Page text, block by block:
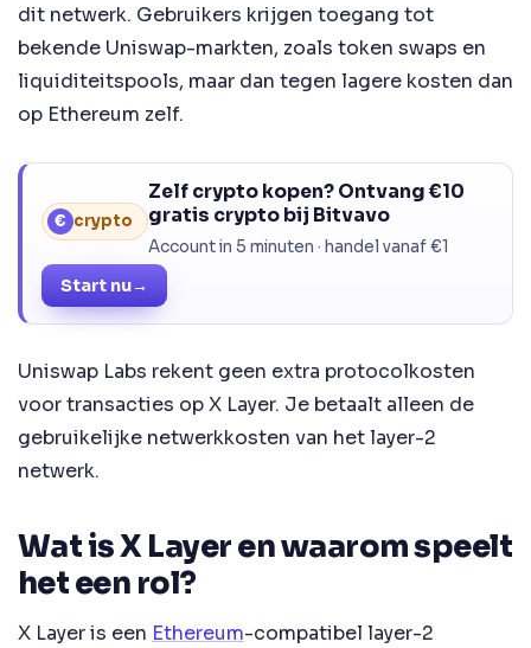
dit netwerk. Gebruikers krijgen toegang tot
bekende Uniswap-markten, zoals token swaps en
liquiditeitspools, maar dan tegen lagere kosten dan
op Ethereum zelf.
€ crypto
Zelf crypto kopen? Ontvang €10
gratis crypto bij Bitvavo
Account in 5 minuten · handel vanaf €1
Start nu→
Uniswap Labs rekent geen extra protocolkosten
voor transacties op X Layer. Je betaalt alleen de
gebruikelijke netwerkkosten van het layer-2
netwerk.
Wat is X Layer en waarom speelt
het een rol?
X Layer is een Ethereum-compatibel layer-2